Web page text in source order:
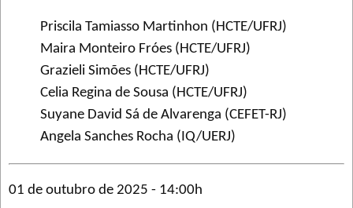
Priscila Tamiasso Martinhon (HCTE/UFRJ)
Maira Monteiro Fróes (HCTE/UFRJ)
Grazieli Simões (HCTE/UFRJ)
Celia Regina de Sousa (HCTE/UFRJ)
Suyane David Sá de Alvarenga (CEFET-RJ)
Angela Sanches Rocha (IQ/UERJ)
01 de outubro de 2025 - 14:00h